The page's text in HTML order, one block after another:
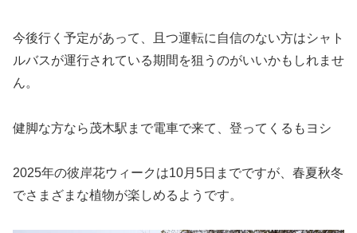
今後行く予定があって、且つ運転に自信のない方はシャト
ルバスが運行されている期間を狙うのがいいかもしれませ
ん。
健脚な方なら茂木駅まで電車で来て、登ってくるもヨシ
2025年の彼岸花ウィークは10月5日までですが、春夏秋冬
でさまざまな植物が楽しめるようです。